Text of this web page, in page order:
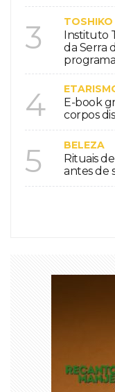
3 TOSHIKO
Instituto
da Serra
4
E-book
corpos
5 BELEZA
Rituais
antes de